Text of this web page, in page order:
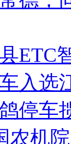
ETC
入选
停车
农机